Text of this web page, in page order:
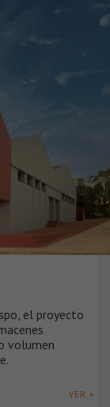
el proyecto
volumen
VER +